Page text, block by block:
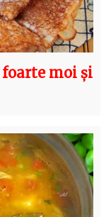
foarte moi și